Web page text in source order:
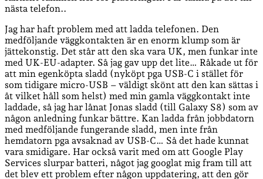
nästa telefon..
Jag har haft problem med att ladda telefonen. Den
medföljande väggkontakten är en enorm klump som är
jättekonstig. Det står att den ska vara UK, men funkar inte
med UK-EU-adapter. Så jag gav upp det lite… Råkade ut för
att min egenköpta sladd (nyköpt pga USB-C i stället för
som tidigare micro-USB – väldigt skönt att den kan sättas i
åt vilket håll som helst) med min gamla väggkontakt inte
laddade, så jag har lånat Jonas sladd (till Galaxy S8) som av
någon anledning funkar bättre. Kan ladda från jobbdatorn
med medföljande fungerande sladd, men inte från
hemdatorn pga avsaknad av USB-C… Så det hade kunnat
vara smidigare. Har också varit med om att Google Play
Services slurpar batteri, något jag googlat mig fram till att
det blev ett problem efter någon uppdatering, att den gör